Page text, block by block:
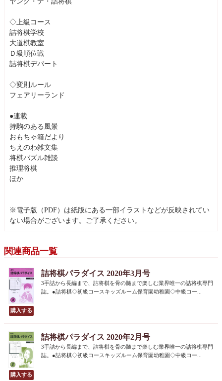
◇上級コース
詰将棋学校
大道棋教室
Ｄ級順位戦
詰将棋デパート
◇変則ルール
フェアリーランド
●連載
持駒のある風景
おもちゃ箱だより
ちえのわ雑文集
将棋パズル雑談
推理将棋
ほか
※電子版（PDF）は紙版にある一部イラストなどが反映されてい
ない場合がございます。ご了承ください。
関連商品一覧
詰将棋パラダイス 2020年3月号
3手詰から長編まで、詰将棋を骨の髄まで楽しむ業界唯一の詰将棋専門
誌。●詰将棋◇初級コースキッズルーム保育園幼稚園◇中級コー...
詰将棋パラダイス 2020年2月号
3手詰から長編まで、詰将棋を骨の髄まで楽しむ業界唯一の詰将棋専門
誌。●詰将棋◇初級コースキッズルーム保育園幼稚園◇中級コー...